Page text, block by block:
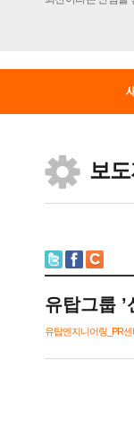
보
유탑그룹
유탑엔지니어링_PR